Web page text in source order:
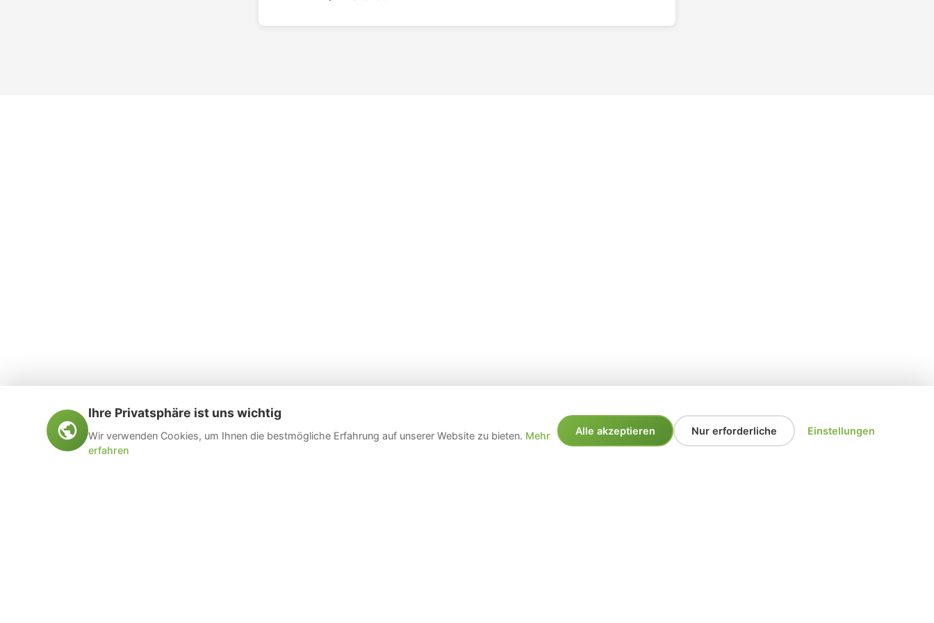
Ihre Privatsphäre ist uns wichtig
Wir verwenden Cookies, um Ihnen die bestmögliche Erfahrung auf unserer Website zu bieten. Mehr
erfahren
Alle akzeptieren Nur erforderliche Einstellungen